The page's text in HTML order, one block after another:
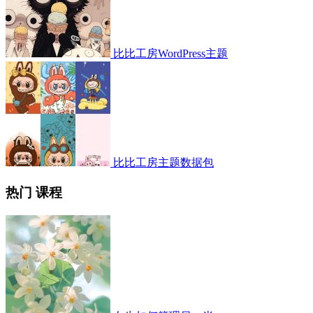
比比工房WordPress主题
比比工房主题数据包
热门 课程